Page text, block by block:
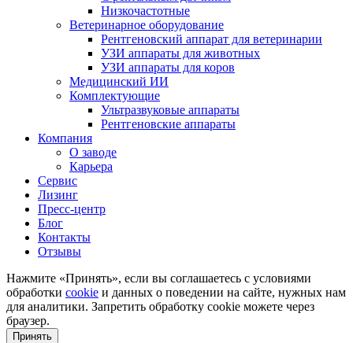
Низкочастотные
Ветеринарное оборудование
Рентгеновский аппарат для ветеринарии
УЗИ аппараты для животных
УЗИ аппараты для коров
Медицинский ИИ
Комплектующие
Ультразвуковые аппараты
Рентгеновские аппараты
Компания
О заводе
Карьера
Сервис
Лизинг
Пресс-центр
Блог
Контакты
Отзывы
Нажмите «Принять», если вы соглашаетесь с условиями
обработки cookie и данных о поведении на сайте, нужных нам
для аналитики. Запретить обработку cookie можете через
браузер.
Принять